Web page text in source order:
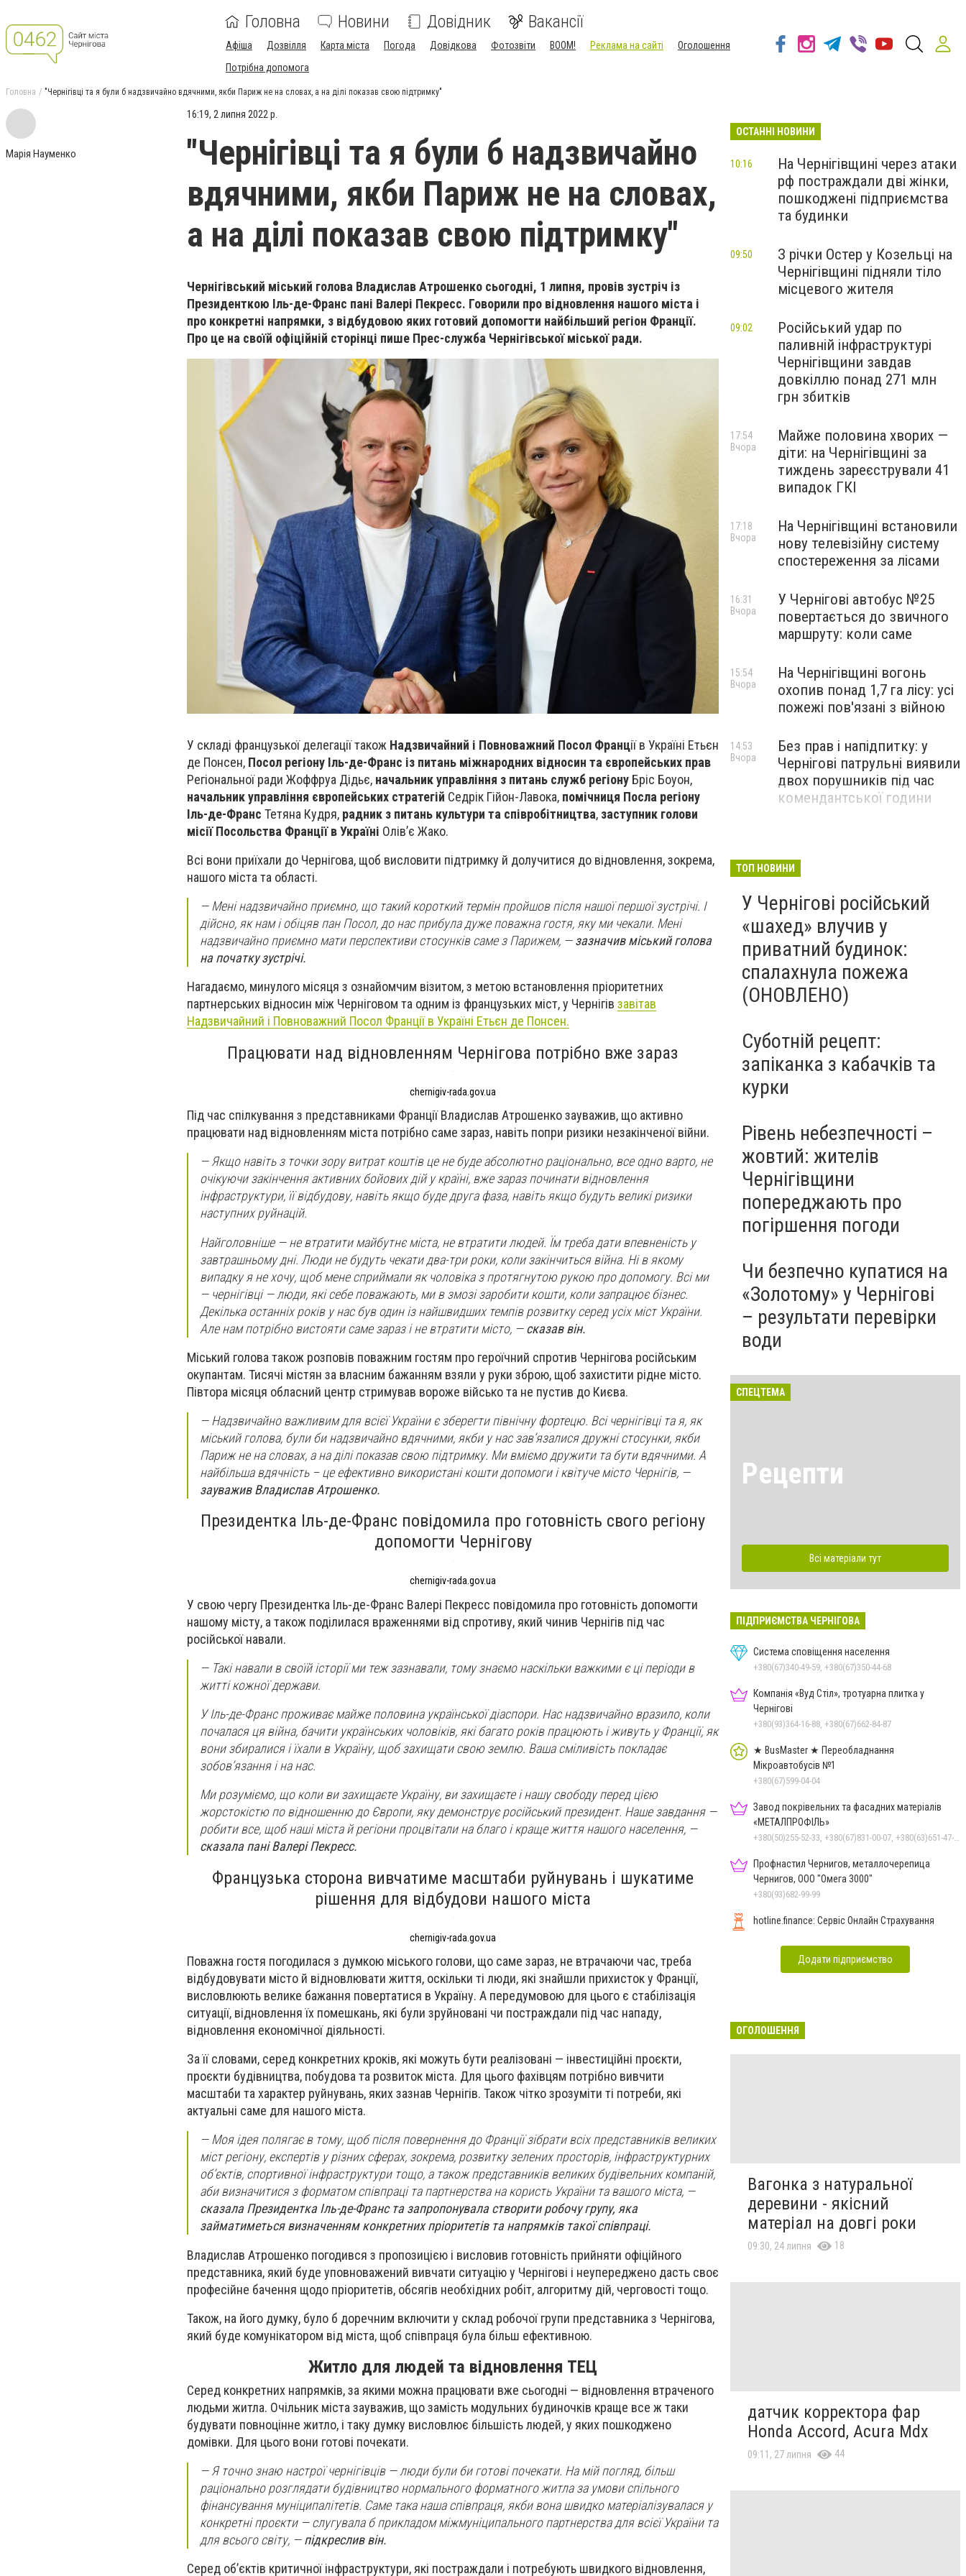
Головна Новини Довідник Вакансії
Афіша Дозвілля Карта міста Погода Довідкова Фотозвіти BOOM! Реклама на сайті
Оголошення
Потрібна допомога
Головна "Чернігівці та я були б надзвичайно вдячними, якби Париж не на словах, а на ділі показав свою підтримку"
Марія Науменко
16:19, 2 липня 2022 р.
"Чернігівці та я були б надзвичайно
вдячними, якби Париж не на словах,
а на ділі показав свою підтримку"
Чернігівський міський голова Владислав Атрошенко сьогодні, 1 липня, провів зустріч із
Президенткою Іль-де-Франс пані Валері Пекресс. Говорили про відновлення нашого міста і
про конкретні напрямки, з відбудовою яких готовий допомогти найбільший регіон Франції.
Про це на своїй офіційній сторінці пише Прес-служба Чернігівської міської ради.
У складі французької делегації також Надзвичайний і Повноважний Посол Франції в Україні Етьєн
де Понсен, Посол регіону Іль-де-Франс із питань міжнародних відносин та європейських прав
Регіональної ради Жоффруа Дідьє, начальник управління з питань служб регіону Бріс Боуон,
начальник управління європейських стратегій Седрік Гійон-Лавока, помічниця Посла регіону
Іль-де-Франс Тетяна Кудря, радник з питань культури та співробітництва, заступник голови
місії Посольства Франції в Україні Олів’є Жако.
Всі вони приїхали до Чернігова, щоб висловити підтримку й долучитися до відновлення, зокрема,
нашого міста та області.
—Мені надзвичайно приємно, що такий короткий термін пройшов після нашої першої зустрічі. І
дійсно, як нам і обіцяв пан Посол, до нас прибула дуже поважна гостя, яку ми чекали. Мені
надзвичайно приємно мати перспективи стосунків саме з Парижем, —зазначив міський голова
на початку зустрічі.
Нагадаємо, минулого місяця з ознайомчим візитом, з метою встановлення пріоритетних
партнерських відносин між Черніговом та одним із французьких міст, у Чернігів завітав
Надзвичайний і Повноважний Посол Франції в Україні Етьєн де Понсен.
Працювати над відновленням Чернігова потрібно вже зараз
chernigiv-rada.gov.ua
Під час спілкування з представниками Франції Владислав Атрошенко зауважив, що активно
працювати над відновленням міста потрібно саме зараз, навіть попри ризики незакінченої війни.
—Якщо навіть з точки зору витрат коштів це не буде абсолютно раціонально, все одно варто, не
очікуючи закінчення активних бойових дій у країні, вже зараз починати відновлення
інфраструктури, її відбудову, навіть якщо буде друга фаза, навіть якщо будуть великі ризики
наступних руйнацій.
Найголовніше —не втратити майбутнє міста, не втратити людей. Їм треба дати впевненість у
завтрашньому дні. Люди не будуть чекати два-три роки, коли закінчиться війна. Ні в якому
випадку я не хочу, щоб мене сприймали як чоловіка з протягнутою рукою про допомогу. Всі ми
—чернігівці—люди, які себе поважають, ми в змозі заробити кошти, коли запрацює бізнес.
Декілька останніх років у нас був один із найшвидших темпів розвитку серед усіх міст України.
Але нам потрібно вистояти саме зараз і не втратити місто, —сказав він.
Міський голова також розповів поважним гостям про героїчний спротив Чернігова російським
окупантам. Тисячі містян за власним бажанням взяли у руки зброю, щоб захистити рідне місто.
Півтора місяця обласний центр стримував вороже військо та не пустив до Києва.
—Надзвичайно важливим для всієї України є зберегти північну фортецю. Всі чернігівці та я, як
міський голова, були би надзвичайно вдячними, якби у нас зав’язалися дружні стосунки, якби
Париж не на словах, а на ділі показав свою підтримку. Ми вміємо дружити та бути вдячними. А
найбільша вдячність – це ефективно використані кошти допомоги і квітуче місто Чернігів, —
зауважив Владислав Атрошенко.
Президентка Іль-де-Франс повідомила про готовність свого регіону
допомогти Чернігову
chernigiv-rada.gov.ua
У свою чергу Президентка Іль-де-Франс Валері Пекресс повідомила про готовність допомогти
нашому місту, а також поділилася враженнями від спротиву, який чинив Чернігів під час
російської навали.
— Такі навали в своїй історії ми теж зазнавали, тому знаємо наскільки важкими є ці періоди в
житті кожної держави.
У Іль-де-Франс проживає майже половина української діаспори. Нас надзвичайно вразило, коли
почалася ця війна, бачити українських чоловіків, які багато років працюють і живуть у Франції, як
вони збиралися і їхали в Україну, щоб захищати свою землю. Ваша сміливість покладає
зобов’язання і на нас.
Ми розуміємо, що коли ви захищаєте Україну, ви захищаєте і нашу свободу перед цією
жорстокістю по відношенню до Європи, яку демонструє російський президент. Наше завдання —
робити все, щоб наші міста й регіони процвітали на благо і краще життя нашого населення, —
сказала пані Валері Пекресс.
Французька сторона вивчатиме масштаби руйнувань і шукатиме
рішення для відбудови нашого міста
chernigiv-rada.gov.ua
Поважна гостя погодилася з думкою міського голови, що саме зараз, не втрачаючи час, треба
відбудовувати місто й відновлювати життя, оскільки ті люди, які знайшли прихисток у Франції,
висловлюють велике бажання повертатися в Україну. А передумовою для цього є стабілізація
ситуації, відновлення їх помешкань, які були зруйновані чи постраждали під час нападу,
відновлення економічної діяльності.
За її словами, серед конкретних кроків, які можуть бути реалізовані — інвестиційні проєкти,
проєкти будівництва, побудова та розвиток міста. Для цього фахівцям потрібно вивчити
масштаби та характер руйнувань, яких зазнав Чернігів. Також чітко зрозуміти ті потреби, які
актуальні саме для нашого міста.
—Моя ідея полягає в тому, щоб після повернення до Франції зібрати всіх представників великих
міст регіону, експертів у різних сферах, зокрема, розвитку зелених просторів, інфраструктурних
об’єктів, спортивної інфраструктури тощо, а також представників великих будівельних компаній,
аби визначитися з форматом співпраці та партнерства на користь України та вашого міста, —
сказала Президентка Іль-де-Франс та запропонувала створити робочу групу, яка
займатиметься визначенням конкретних пріоритетів та напрямків такої співпраці.
Владислав Атрошенко погодився з пропозицією і висловив готовність прийняти офіційного
представника, який буде уповноважений вивчати ситуацію у Чернігові і неупереджено дасть своє
професійне бачення щодо пріоритетів, обсягів необхідних робіт, алгоритму дій, черговості тощо.
Також, на його думку, було б доречним включити у склад робочої групи представника з Чернігова,
який буде комунікатором від міста, щоб співпраця була більш ефективною.
Житло для людей та відновлення ТЕЦ
Серед конкретних напрямків, за якими можна працювати вже сьогодні — відновлення втраченого
людьми житла. Очільник міста зауважив, що замість модульних будиночків краще все ж таки
будувати повноцінне житло, і таку думку висловлює більшість людей, у яких пошкоджено
домівки. Для цього вони готові почекати.
—Я точно знаю настрої чернігівців —люди були би готові почекати. На мій погляд, більш
раціонально розглядати будівництво нормального форматного житла за умови спільного
фінансування муніципалітетів. Саме така наша співпраця, якби вона швидко матеріалізувалася у
конкретні проєкти —слугувала б прикладом міжмуніципального партнерства для всієї України та
для всього світу, —підкреслив він.
Серед об’єктів критичної інфраструктури, які постраждали і потребують швидкого відновлення,
ОСТАННІ НОВИНИ
На Чернігівщині через атаки
рф постраждали дві жінки,
пошкоджені підприємства
та будинки
10:16
З річки Остер у Козельці на
Чернігівщині підняли тіло
місцевого жителя
09:50
Російський удар по
паливній інфраструктурі
Чернігівщини завдав
довкіллю понад 271 млн
грн збитків
09:02
Майже половина хворих —
діти: на Чернігівщині за
тиждень зареєстрували 41
випадок ГКІ
17:54
Вчора
На Чернігівщині встановили
нову телевізійну систему
спостереження за лісами
17:18
Вчора
У Чернігові автобус №25
повертається до звичного
маршруту: коли саме
16:31
Вчора
На Чернігівщині вогонь
охопив понад 1,7 га лісу: усі
пожежі пов'язані з війною
15:54
Вчора
Без прав і напідпитку: у
Чернігові патрульні виявили
двох порушників під час
комендантської години
14:53
Вчора
ТОП НОВИНИ
У Чернігові російський
«шахед» влучив у
приватний будинок:
спалахнула пожежа
(ОНОВЛЕНО)
Суботній рецепт:
запіканка з кабачків та
курки
Рівень небезпечності –
жовтий: жителів
Чернігівщини
попереджають про
погіршення погоди
Чи безпечно купатися на
«Золотому» у Чернігові
– результати перевірки
води
СПЕЦТЕМА
Рецепти
Всі матеріали тут
ПІДПРИЄМСТВА ЧЕРНІГОВА
Система сповіщення населення
+380(67)340-49-59, +380(67)350-44-68
Компанія «Вуд Стіл», тротуарна плитка у
Чернігові
+380(93)364-16-88, +380(67)662-84-87
★ BusMaster ★ Переобладнання
Мікроавтобусів №1
+380(67)599-04-04
Завод покрівельних та фасадних матеріалів
«МЕТАЛПРОФІЛЬ»
Профнастил Чернигов, металлочерепица
Чернигов, ООО "Омега 3000"
+380(93)682-99-99
hotline.finance: Сервіс Онлайн Страхування
Додати підприємство
ОГОЛОШЕННЯ
Вагонка з натуральної
деревини - якісний
матеріал на довгі роки
09:30, 24 липня 18
датчик корректора фар
Honda Accord, Acura Mdx
09:11, 27 липня 44